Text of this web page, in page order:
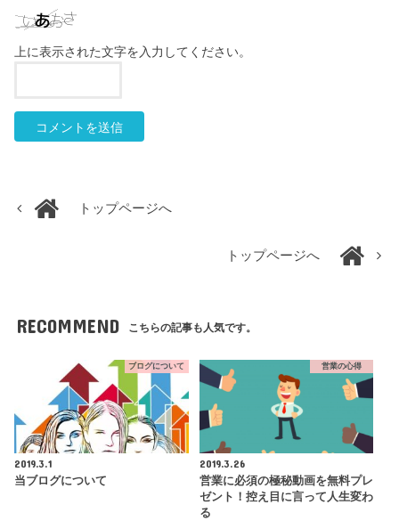
上に表示された文字を入力してください。
トップページへ
トップページへ
RECOMMEND こちらの記事も人気です。
ブログについて
2019.3.1
当ブログについて
営業の心得
2019.3.26
営業に必須の極秘動画を無料プレ
ゼント！控え目に言って人生変わ
る